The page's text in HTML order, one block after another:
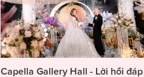
Capella Gallery Hall - Lời hồi đáp